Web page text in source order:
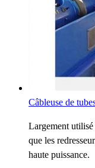
Câbleuse de
Largement
que les
haute puissance.